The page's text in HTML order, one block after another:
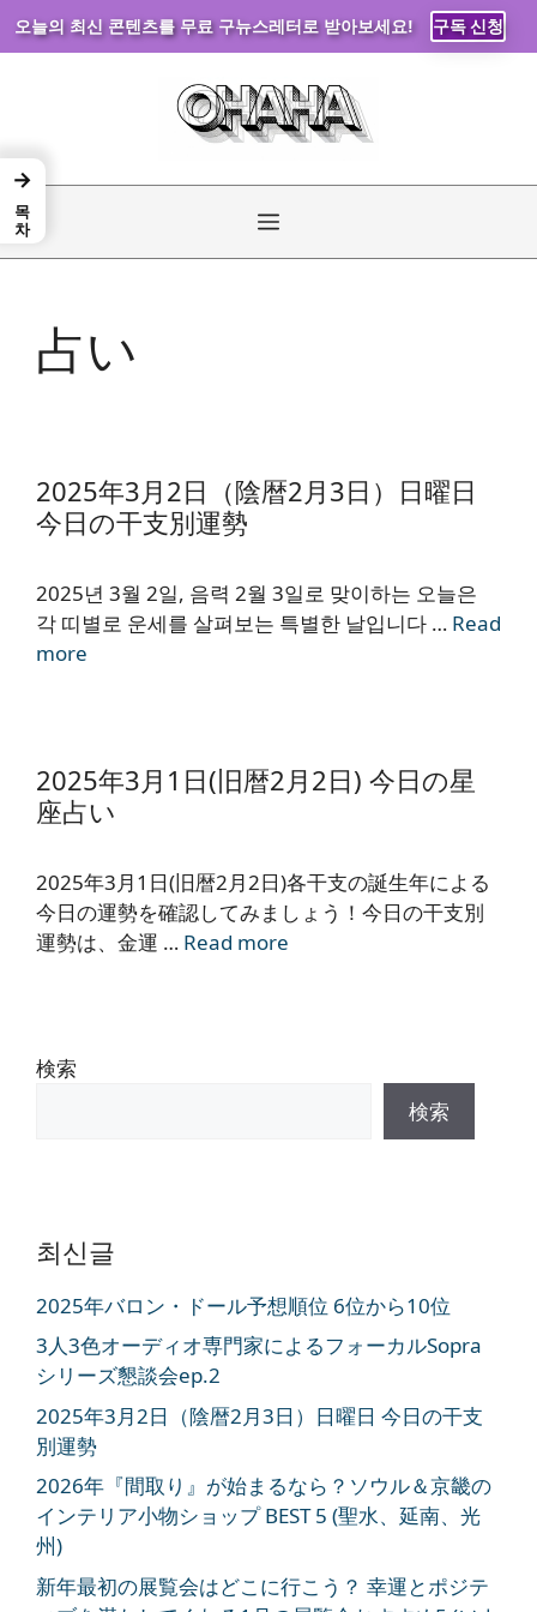
오늘의 최신 콘텐츠를 무료 구뉴스레터로 받아보세요! 구독 신청
ン
ツ
へ
メ
占い
2025年3月2日（陰暦2月3日）日曜日
今日の干支別運勢
2025년 3월 2일, 음력 2월 3일로 맞이하는 오늘은
각 띠별로 운세를 살펴보는 특별한 날입니다 … Read
more
2025年3月1日(旧暦2月2日) 今日の星
座占い
2025年3月1日(旧暦2月2日)各干支の誕生年による
今日の運勢を確認してみましょう！今日の干支別
運勢は、金運 … Read more
検索
検索
최신글
2025年バロン・ドール予想順位 6位から10位
3人3色オーディオ専門家によるフォーカルSopra
シリーズ懇談会ep.2
2025年3月2日（陰暦2月3日）日曜日 今日の干支
別運勢
2026年『間取り』が始まるなら？ソウル＆京畿の
インテリア小物ショップ BEST 5 (聖水、延南、光
州)
新年最初の展覧会はどこに行こう？ 幸運とポジテ
→
목차